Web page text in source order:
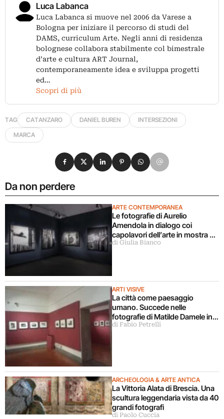
Luca Labanca
Luca Labanca si muove nel 2006 da Varese a
Bologna per iniziare il percorso di studi del
DAMS, curriculum Arte. Negli anni di residenza
bolognese collabora stabilmente col bimestrale
d’arte e cultura ART Journal,
contemporaneamente idea e sviluppa progetti
ed…
Scopri di più
TAG CATANZARO DANIEL BUREN
INTERSEZIONI
MARCA
Da non perdere
ARTE CONTEMPORANEA
Le fotografie di Aurelio
Amendola in dialogo coi
capolavori dell’arte in mostra a
Milano
di Giulia Bianco
ARTI VISIVE
La città come paesaggio
umano. Succede nelle
fotografie di Matilde Damele in
mostra a Roma
di Fabio Petrelli
ARCHEOLOGIA & ARTE ANTICA
La Vittoria Alata di Brescia. Una
scultura leggendaria vista da 40
grandi fotografi
di Paolo Cuccia
Condividi su Facebook
Condividi su X
Condividi su LinkedIn
Condividi su Pinterest
Condividi su WhatsApp
Condividi su Email